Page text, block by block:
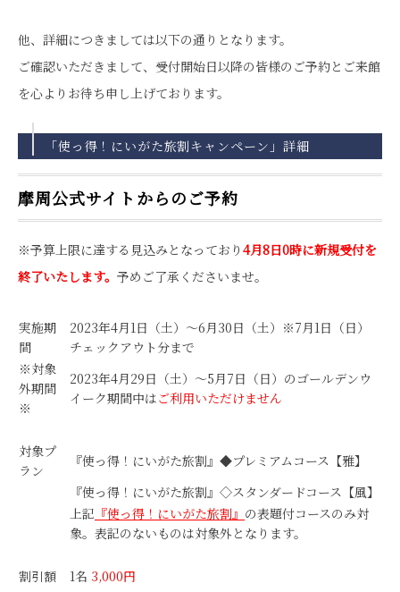
他、詳細につきましては以下の通りとなります。
ご確認いただきまして、受付開始日以降の皆様のご予約とご来館
を心よりお待ち申し上げております。
「使っ得！にいがた旅割キャンペーン」詳細
摩周公式サイトからのご予約
※予算上限に達する見込みとなっており 4月8日0時に新規受付を
終了いたします。 予めご了承くださいませ。
実施期
間
2023年4月1日（土）～6月30日（土）※7月1日（日）
チェックアウト分まで
※対象
外期間
※
2023年4月29日（土）～5月7日（日）のゴールデンウ
イーク期間中はご利用いただけません
対象プ
ラン
『使っ得！にいがた旅割』◆プレミアムコース【雅】
『使っ得！にいがた旅割』◇スタンダードコース【風】
上記 『使っ得！にいがた旅割』 の表題付コースのみ対
象。表記のないものは対象外となります。
割引額 1名 3,000円